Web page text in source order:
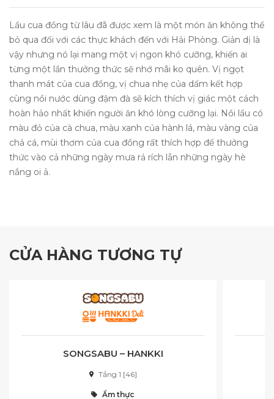
Lẩu cua đồng từ lâu đã được xem là một món ăn không thể
bỏ qua đối với các thực khách đến với Hải Phòng. Giản dị là
vậy nhưng nó lại mang một vị ngon khó cưỡng, khiến ai
từng một lần thưởng thức sẽ nhớ mãi ko quên. Vị ngọt
thanh mát của cua đồng, vị chua nhẹ của dấm kết hợp
cùng nồi nước dùng đậm đà sẽ kích thích vị giác một cách
hoàn hảo nhất khiến người ăn khó lòng cưỡng lại. Nồi lẩu có
màu đỏ của cà chua, màu xanh của hành lá, màu vàng của
chả cá, mùi thơm của cua đồng rất thích hợp để thưởng
thức vào cả những ngày mưa rả rích lẫn những ngày hè
nắng oi ả.
CỬA HÀNG TƯƠNG TỰ
SONGSABU – HANKKI
Tầng 1 [46]
Ẩm thực